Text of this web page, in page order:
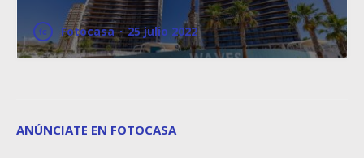
Fotocasa · 25 julio 2022
ANÚNCIATE EN FOTOCASA